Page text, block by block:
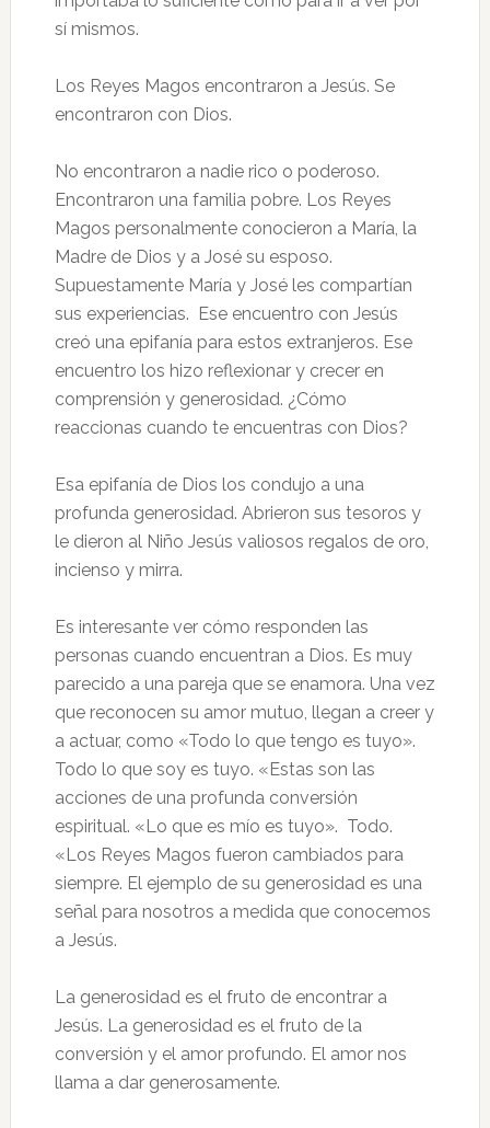
sí mismos.
Los Reyes Magos encontraron a Jesús. Se
encontraron con Dios.
No encontraron a nadie rico o poderoso.
Encontraron una familia pobre. Los Reyes
Magos personalmente conocieron a María, la
Madre de Dios y a José su esposo.
Supuestamente María y José les compartían
sus experiencias. Ese encuentro con Jesús
creó una epifanía para estos extranjeros. Ese
encuentro los hizo reflexionar y crecer en
comprensión y generosidad. ¿Cómo
reaccionas cuando te encuentras con Dios?
Esa epifanía de Dios los condujo a una
profunda generosidad. Abrieron sus tesoros y
le dieron al Niño Jesús valiosos regalos de oro,
incienso y mirra.
Es interesante ver cómo responden las
personas cuando encuentran a Dios. Es muy
parecido a una pareja que se enamora. Una vez
que reconocen su amor mutuo, llegan a creer y
a actuar, como «Todo lo que tengo es tuyo».
Todo lo que soy es tuyo. «Estas son las
acciones de una profunda conversión
espiritual. «Lo que es mío es tuyo». Todo.
«Los Reyes Magos fueron cambiados para
siempre. El ejemplo de su generosidad es una
señal para nosotros a medida que conocemos
a Jesús.
La generosidad es el fruto de encontrar a
Jesús. La generosidad es el fruto de la
conversión y el amor profundo. El amor nos
llama a dar generosamente.